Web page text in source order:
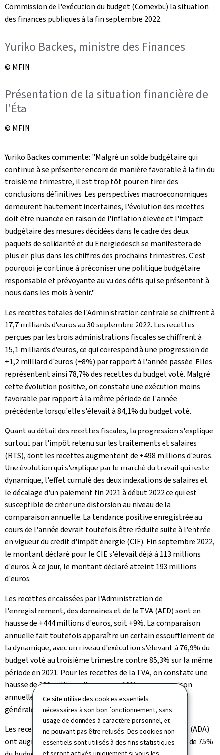
Ce site utilise des cookies essentiels
nécessaires à son bon fonctionnement, sans
usage de données à caractère personnel, et
ne pouvant pas être refusés. Des cookies non
essentiels sont utilisés à des fins statistiques
et seront activés uniquement si vous les
Commission de l'exécution du budget (Comexbu) la situation
des finances publiques à la fin septembre 2022.
Yuriko Backes, ministre des Finances
© MFIN
Présentation de la situation financière de
l’Éta
© MFIN
Yuriko Backes commente: "Malgré un solde budgétaire qui
continue à se présenter encore de manière favorable à la fin du
troisième trimestre, il est trop tôt pour en tirer des
conclusions définitives. Les perspectives macroéconomiques
demeurent hautement incertaines, l'évolution des recettes
doit être nuancée en raison de l'inflation élevée et l'impact
budgétaire des mesures décidées dans le cadre des deux
paquets de solidarité et du Energiedësch se manifestera de
plus en plus dans les chiffres des prochains trimestres. C'est
pourquoi je continue à préconiser une politique budgétaire
responsable et prévoyante au vu des défis qui se présentent à
nous dans les mois à venir."
Les recettes totales de l'Administration centrale se chiffrent à
17,7 milliards d'euros au 30 septembre 2022. Les recettes
perçues par les trois administrations fiscales se chiffrent à
15,1 milliards d'euros, ce qui correspond à une progression de
+1,2 milliard d'euros (+8%) par rapport à l'année passée. Elles
représentent ainsi 78,7% des recettes du budget voté. Malgré
cette évolution positive, on constate une exécution moins
favorable par rapport à la même période de l'année
précédente lorsqu'elle s'élevait à 84,1% du budget voté.
Quant au détail des recettes fiscales, la progression s'explique
surtout par l'impôt retenu sur les traitements et salaires
(RTS), dont les recettes augmentent de +498 millions d'euros.
Une évolution qui s'explique par le marché du travail qui reste
dynamique, l'effet cumulé des deux indexations de salaires et
le décalage d'un paiement fin 2021 à début 2022 ce qui est
susceptible de créer une distorsion au niveau de la
comparaison annuelle. La tendance positive enregistrée au
cours de l'année devrait toutefois être réduite suite à l'entrée
en vigueur du crédit d'impôt énergie (CIE). Fin septembre 2022,
le montant déclaré pour le CIE s'élevait déjà à 113 millions
d'euros. À ce jour, le montant déclaré atteint 193 millions
d'euros.
Les recettes encaissées par l'Administration de
l'enregistrement, des domaines et de la TVA (AED) sont en
hausse de +444 millions d'euros, soit +9%. La comparaison
annuelle fait toutefois apparaître un certain essoufflement de
la dynamique, avec un niveau d'exécution s'élevant à 76,9% du
budget voté au troisième trimestre contre 85,3% sur la même
période en 2021. Pour les recettes de la TVA, on constate une
hausse de 339 millions d'euros ou +10% en comparaison
annuelle, ce qui s'explique surtout par l'augmentation
générale des prix.
Les recettes de l'Administration des douanes et accises (ADA)
ont augmenté de +3% par rapport à 2021, mais le seuil de 75%